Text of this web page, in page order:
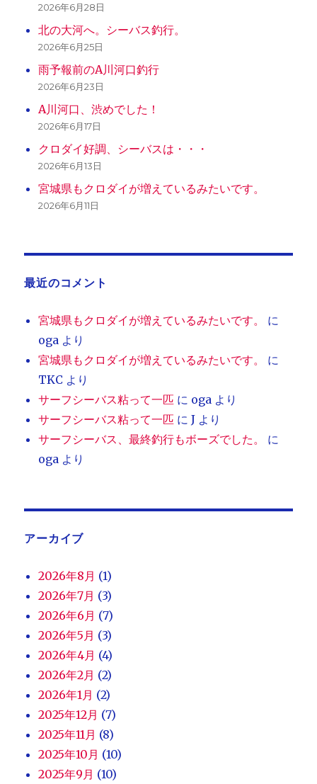
2026年6月28日
北の大河へ。シーバス釣行。
2026年6月25日
雨予報前のA川河口釣行
2026年6月23日
A川河口、渋めでした！
2026年6月17日
クロダイ好調、シーバスは・・・
2026年6月13日
宮城県もクロダイが増えているみたいです。
2026年6月11日
最近のコメント
宮城県もクロダイが増えているみたいです。
に
oga より
宮城県もクロダイが増えているみたいです。
に
TKC より
サーフシーバス粘って一匹 に oga より
サーフシーバス粘って一匹 にJ より
サーフシーバス、最終釣行もボーズでした。
に
oga より
アーカイブ
2026年8月 (1)
2026年7月 (3)
2026年6月 (7)
2026年5月 (3)
2026年4月 (4)
2026年2月 (2)
2026年1月 (2)
2025年12月 (7)
2025年11月 (8)
2025年10月 (10)
2025年9月 (10)